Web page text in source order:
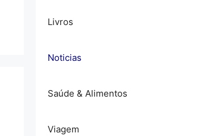
Livros
Noticias
Saúde & Alimentos
Viagem